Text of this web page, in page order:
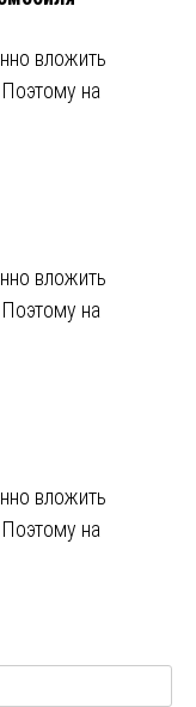
вложить
на
вложить
на
вложить
на